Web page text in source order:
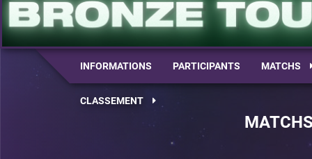
INFORMATIONS PARTICIPANTS MATCHS
CLASSEMENT